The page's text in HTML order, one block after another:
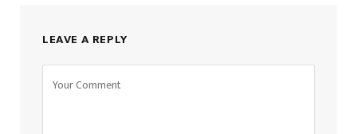
LEAVE A REPLY